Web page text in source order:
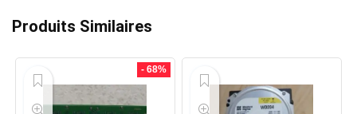
Produits Similaires
- 68%